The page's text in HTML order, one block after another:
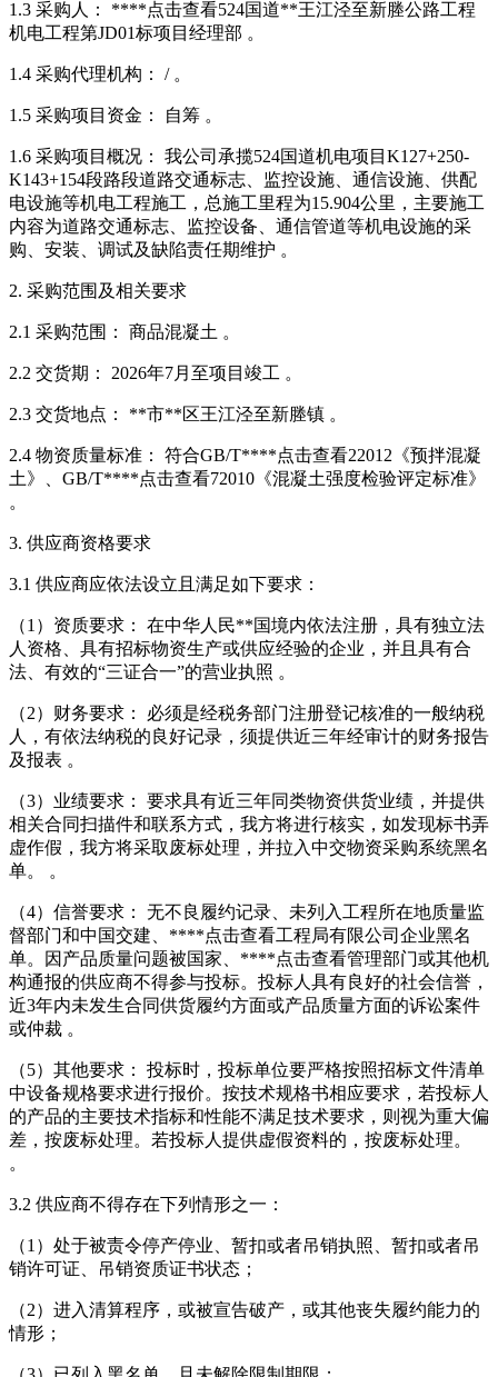
1.3 采购人： ****点击查看524国道**王江泾至新塍公路工程
机电工程第JD01标项目经理部 。
1.4 采购代理机构： / 。
1.5 采购项目资金： 自筹 。
1.6 采购项目概况： 我公司承揽524国道机电项目K127+250-
K143+154段路段道路交通标志、监控设施、通信设施、供配
电设施等机电工程施工，总施工里程为15.904公里，主要施工
内容为道路交通标志、监控设备、通信管道等机电设施的采
购、安装、调试及缺陷责任期维护 。
2. 采购范围及相关要求
2.1 采购范围： 商品混凝土 。
2.2 交货期： 2026年7月至项目竣工 。
2.3 交货地点： **市**区王江泾至新塍镇 。
2.4 物资质量标准： 符合GB/T****点击查看22012《预拌混凝
土》、GB/T****点击查看72010《混凝土强度检验评定标准》
。
3. 供应商资格要求
3.1 供应商应依法设立且满足如下要求：
（1）资质要求： 在中华人民**国境内依法注册，具有独立法
人资格、具有招标物资生产或供应经验的企业，并且具有合
法、有效的“三证合一”的营业执照 。
（2）财务要求： 必须是经税务部门注册登记核准的一般纳税
人，有依法纳税的良好记录，须提供近三年经审计的财务报告
及报表 。
（3）业绩要求： 要求具有近三年同类物资供货业绩，并提供
相关合同扫描件和联系方式，我方将进行核实，如发现标书弄
虚作假，我方将采取废标处理，并拉入中交物资采购系统黑名
单。 。
（4）信誉要求： 无不良履约记录、未列入工程所在地质量监
督部门和中国交建、****点击查看工程局有限公司企业黑名
单。因产品质量问题被国家、****点击查看管理部门或其他机
构通报的供应商不得参与投标。投标人具有良好的社会信誉，
近3年内未发生合同供货履约方面或产品质量方面的诉讼案件
或仲裁 。
（5）其他要求： 投标时，投标单位要严格按照招标文件清单
中设备规格要求进行报价。按技术规格书相应要求，若投标人
的产品的主要技术指标和性能不满足技术要求，则视为重大偏
差，按废标处理。若投标人提供虚假资料的，按废标处理。
。
3.2 供应商不得存在下列情形之一：
（1）处于被责令停产停业、暂扣或者吊销执照、暂扣或者吊
销许可证、吊销资质证书状态；
（2）进入清算程序，或被宣告破产，或其他丧失履约能力的
情形；